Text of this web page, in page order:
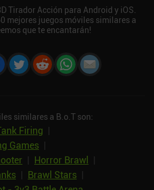
Tirador Acción para Android y iOS.
mejores juegos móviles similares a
que te encantarán!
similares a B.o.T son:
Firing
Games
Horror Brawl
Brawl Stars